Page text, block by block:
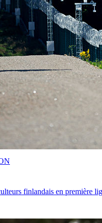
finlandais en première